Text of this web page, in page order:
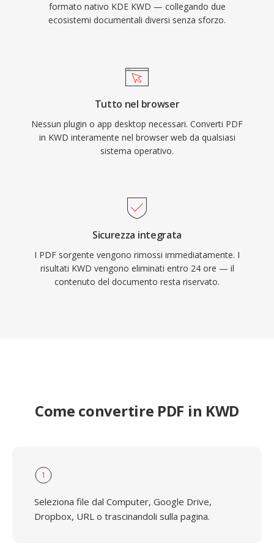
formato nativo KDE KWD — collegando due
ecosistemi documentali diversi senza sforzo.
Tutto nel browser
Nessun plugin o app desktop necessari. Converti PDF
in KWD interamente nel browser web da qualsiasi
sistema operativo.
Sicurezza integrata
I PDF sorgente vengono rimossi immediatamente. I
risultati KWD vengono eliminati entro 24 ore — il
contenuto del documento resta riservato.
Come convertire PDF in KWD
1
Seleziona file dal Computer, Google Drive,
Dropbox, URL o trascinandoli sulla pagina.